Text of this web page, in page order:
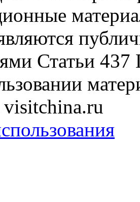
Статьи 437
visitchina.ru